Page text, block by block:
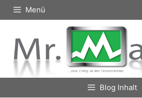
Inhalt
Menü
Blog Inhalt